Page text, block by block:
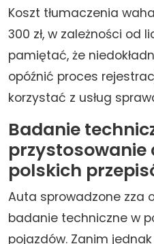
Koszt tłumaczenia
300 zł, w zależności od
pamiętać, że
opóźnić proces
korzystać z usług
Badanie
przystosowanie
polskich
Auta sprowadzone zza
badanie techniczne w
pojazdów. Zanim